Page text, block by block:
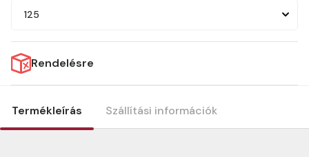
125
Rendelésre
Termékleírás Szállítási információk